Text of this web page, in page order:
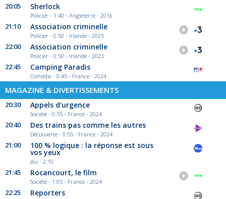
20:05 Sherlock
Policier - 1:40 - Angleterre - 2016
21:10 Association criminelle
Policier - 0:50 - Irlande - 2023
22:00 Association criminelle
Policier - 0:50 - Irlande - 2023
22:45 Camping Paradis
Comédie - 0:45 - France - 2024
MAGAZINE & DIVERTISSEMENTS
20:30 Appels d'urgence
Société - 0:55 - France - 2024
20:40 Des trains pas comme les autres
Découverte - 0:55 - France - 2024
21:00 100 % logique : la réponse est sous
vos yeux
Jeu - 2:10
21:45 Rocancourt, le film
Société - 1:05 - France - 2024
22:25 Reporters